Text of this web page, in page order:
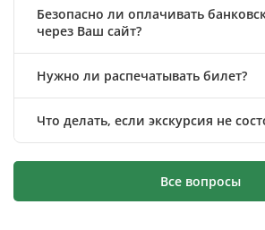
Безопасно ли оплачивать
через Ваш сайт?
Нужно ли распечатывать билет?
Что делать, если экскурсия не
Все вопросы